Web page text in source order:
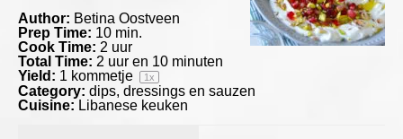
Author: Betina Oostveen
Prep Time: 10 min.
Cook Time: 2 uur
Total Time: 2 uur en 10 minuten
Yield: 1 kommetje 1x
Category: dips, dressings en sauzen
Cuisine: Libanese keuken